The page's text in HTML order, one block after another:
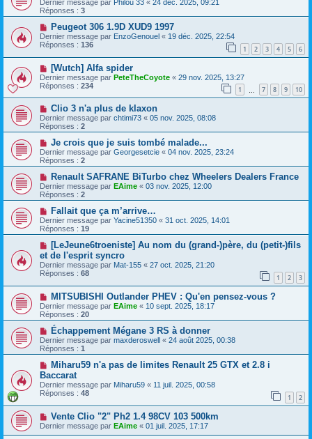
Dernier message par Philou 33 « 24 déc. 2025, 09:21
Réponses : 3
Peugeot 306 1.9D XUD9 1997
Dernier message par EnzoGenouel « 19 déc. 2025, 22:54
Réponses : 136 1 2 3 4 5 6
[Wutch] Alfa spider
Dernier message par PeteTheCoyote « 29 nov. 2025, 13:27
Réponses : 234 1 7 8 9 10
Clio 3 n'a plus de klaxon
Dernier message par chtimi73 « 05 nov. 2025, 08:08
Réponses : 2
Je crois que je suis tombé malade...
Dernier message par Georgesetcie « 04 nov. 2025, 23:24
Réponses : 2
Renault SAFRANE BiTurbo chez Wheelers Dealers France
Dernier message par EAime « 03 nov. 2025, 12:00
Réponses : 2
Fallait que ça m’arrive…
Dernier message par Yacine51350 « 31 oct. 2025, 14:01
Réponses : 19
[LeJeune6troeniste] Au nom du (grand-)père, du (petit-)fils
et de l'esprit syncro
Dernier message par Mat-155 « 27 oct. 2025, 21:20
Réponses : 68 1 2 3
MITSUBISHI Outlander PHEV : Qu'en pensez-vous ?
Dernier message par EAime « 10 sept. 2025, 18:17
Réponses : 20
Échappement Mégane 3 RS à donner
Dernier message par maxderoswell « 24 août 2025, 00:38
Réponses : 1
Miharu59 n'a pas de limites Renault 25 GTX et 2.8 i
Baccarat
Dernier message par Miharu59 « 11 juil. 2025, 00:58
Réponses : 48 1 2
Vente Clio "2" Ph2 1.4 98CV 103 500km
Dernier message par EAime « 01 juil. 2025, 17:17